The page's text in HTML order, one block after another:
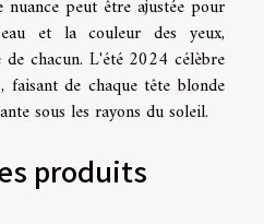
peut être ajustée pour
et la couleur des yeux,
chacun. L'été 2024 célèbre
faisant de chaque tête blonde
sous les rayons du soleil.
produits